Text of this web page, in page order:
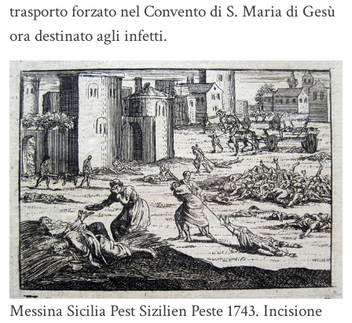
trasporto forzato nel Convento di S. Maria di Gesù
ora destinato agli infetti.
Messina Sicilia Pest Sizilien Peste 1743. Incisione